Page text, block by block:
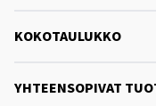
KOKOTAULUKKO
YHTEENSOPIVAT